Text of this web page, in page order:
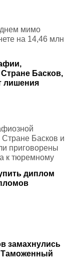
днем мимо
на 14,46 млн
Басков,
лишения
Стране Басков и
приговорены
к тюремному
диплом
замахнулись